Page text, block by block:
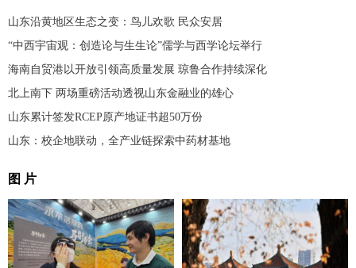
山东沿黄地区生态之变：鸟儿欢歌 民众安居
“中西宇宙观：创造论与生生论”儒学与西学论坛举行
海南自贸港以开放引领高质量发展 琼鲁合作持续深化
北上南下 两场重磅活动透视山东金融业的雄心
山东累计签发RCEP原产地证书超50万份
山东：校企地联动，全产业链探索中药材基地
图 片